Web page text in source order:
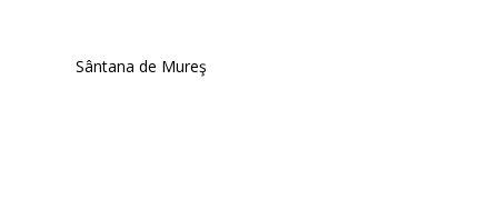
Sântana de Mureş